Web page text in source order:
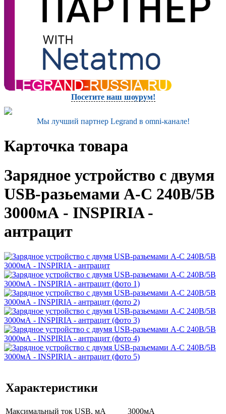
Посетите наш шоурум!
Мы лучший партнер Legrand в omni-канале!
Карточка товара
Зарядное устройство с двумя
USB-разьемами A-C 240В/5В
3000мА - INSPIRIA -
антрацит
Характеристики
Максимальный ток USB, мА 3000мА